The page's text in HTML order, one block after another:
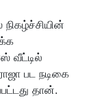
நிகழ்ச்சியின்
வீட்டில்
பட நடிகை
தான்.